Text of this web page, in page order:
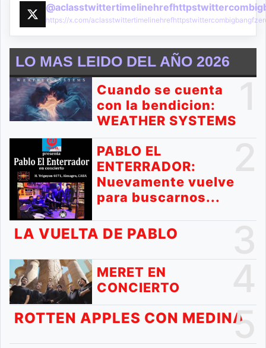
https://x.com/
LO MAS LEIDO DEL AÑO 2026
Cuando se cuenta
con la bendicion:
WEATHER SYSTEMS
PABLO EL
ENTERRADOR:
Nuevamente vuelve
para buscarnos...
LA VUELTA DE PABLO
MERET EN
CONCIERTO
5
ROTTEN APPLES CON MEDINA